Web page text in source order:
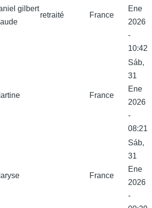
gilbert
retraité France
Ene
2026
-
10:42
France
Sáb,
31
Ene
2026
-
08:21
France
Sáb,
31
Ene
2026
-